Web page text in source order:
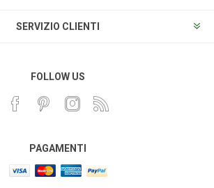
SERVIZIO CLIENTI
FOLLOW US
PAGAMENTI